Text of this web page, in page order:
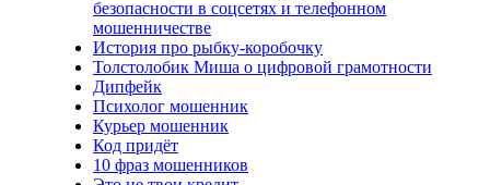
безопасности в соцсетях и телефонном
мошенничестве
История про рыбку-коробочку
Толстолобик Миша о цифровой грамотности
Дипфейк
Психолог мошенник
Курьер мошенник
Код придёт
10 фраз мошенников